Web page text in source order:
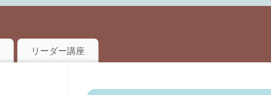
リーダー講座